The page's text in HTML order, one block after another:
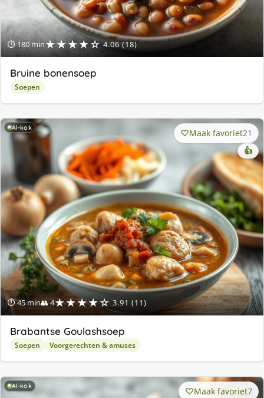
⏱ 180 min★★★★☆ 4.06 (18)
Bruine bonensoep
Soepen
AI-kok
⏱ 45 min👥 4★★★★☆ 3.91 (11)
Maak favoriet21
👍
Brabantse Goulashsoep
Soepen Voorgerechten & amuses
AI-kok Maak favoriet7